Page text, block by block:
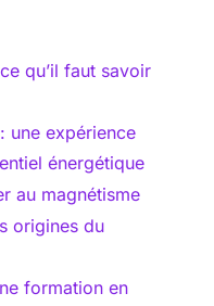
qu’il faut savoir
une expérience
énergétique
au magnétisme
origines du
formation en